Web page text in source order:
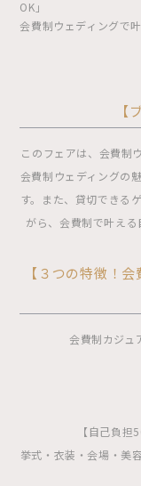
OK」
会費制ウェディングで
【
このフェアは、会費制
会費制ウェディングの
す。また、貸切できる
がら、会費制で叶え
【３つの特徴！
会費制カジュ
【自己負担
挙式・衣装・会場・美